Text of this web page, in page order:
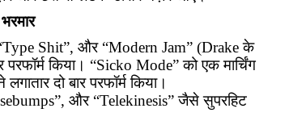
Shit”, और “Modern Jam” (Drake के
किया। “Sicko Mode” को एक मार्चिंग
दो बार परफॉर्म किया।
और “Telekinesis” जैसे सुपरहिट